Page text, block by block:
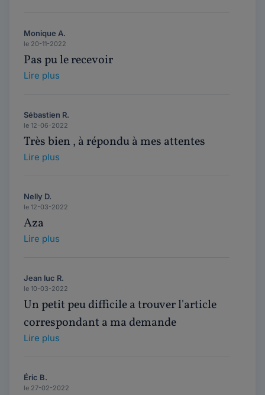
Monique A.
le 20-11-2022
Pas pu le recevoir
Lire plus
Sébastien R.
le 12-06-2022
Très bien , à répondu à mes attentes
Lire plus
Nelly D.
le 12-03-2022
Aza
Lire plus
Jean luc R.
le 10-03-2022
Un petit peu difficile a trouver l'article
correspondant a ma demande
Lire plus
Éric B.
le 27-02-2022